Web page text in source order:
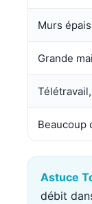
Murs
Grande
Beaucoup
Astuce
débit